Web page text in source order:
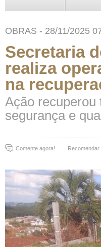
OBRAS - 28/11/2025
Secretaria
realiza
na
Ação recuperou
segurança e
Comente agora!